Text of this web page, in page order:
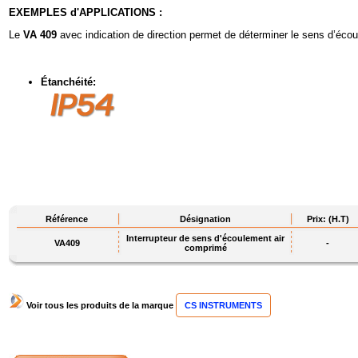
EXEMPLES d'APPLICATIONS :
Le VA 409 avec indication de direction permet de déterminer le sens
Étanchéité:
Référence Désignation Prix: (H.T)
VA409
Interrupteur de sens d'écoulement air
comprimé
-
Voir tous les produits de la marque CS INSTRUMENTS